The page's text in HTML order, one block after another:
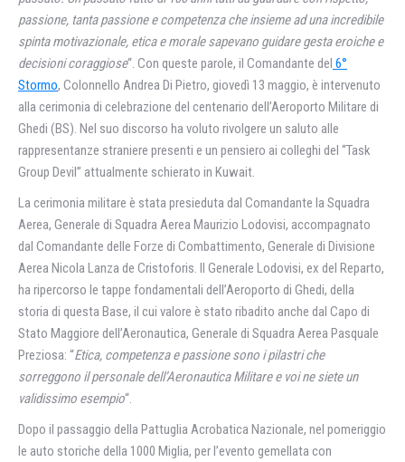
passione, tanta passione e competenza che insieme ad una incredibile
spinta motivazionale, etica e morale sapevano guidare gesta eroiche e
decisioni coraggiose“. Con queste parole, il Comandante del 6°
Stormo, Colonnello Andrea Di Pietro, giovedì 13 maggio, è intervenuto
alla cerimonia di celebrazione del centenario dell’Aeroporto Militare di
Ghedi (BS). Nel suo discorso ha voluto rivolgere un saluto alle
rappresentanze straniere presenti e un pensiero ai colleghi del “Task
Group Devil” attualmente schierato in Kuwait.
La cerimonia militare è stata presieduta dal Comandante la Squadra
Aerea, Generale di Squadra Aerea Maurizio Lodovisi, accompagnato
dal Comandante delle Forze di Combattimento, Generale di Divisione
Aerea Nicola Lanza de Cristoforis. Il Generale Lodovisi, ex del Reparto,
ha ripercorso le tappe fondamentali dell’Aeroporto di Ghedi, della
storia di questa Base, il cui valore è stato ribadito anche dal Capo di
Stato Maggiore dell’Aeronautica, Generale di Squadra Aerea Pasquale
Preziosa: “Etica, competenza e passione sono i pilastri che
sorreggono il personale dell’Aeronautica Militare e voi ne siete un
validissimo esempio“.
Dopo il passaggio della Pattuglia Acrobatica Nazionale, nel pomeriggio
le auto storiche della 1000 Miglia, per l’evento gemellata con